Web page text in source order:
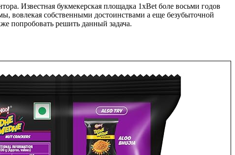
Известная букмекерская площадка 1xBet боле восьми годов
вовлекая собственными достоинствами а еще безубыточной
попробовать решить данный задача.